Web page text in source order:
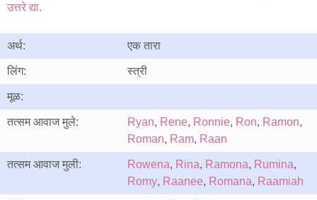
उत्तरे द्या.
अर्थ: एक तारा
लिंग: स्त्री
मूळ:
तत्सम आवाज मुले: Ryan, Rene, Ronnie, Ron, Ramon,
Roman, Ram, Raan
तत्सम आवाज मुली: Rowena, Rina, Ramona, Rumina,
Romy, Raanee, Romana, Raamiah